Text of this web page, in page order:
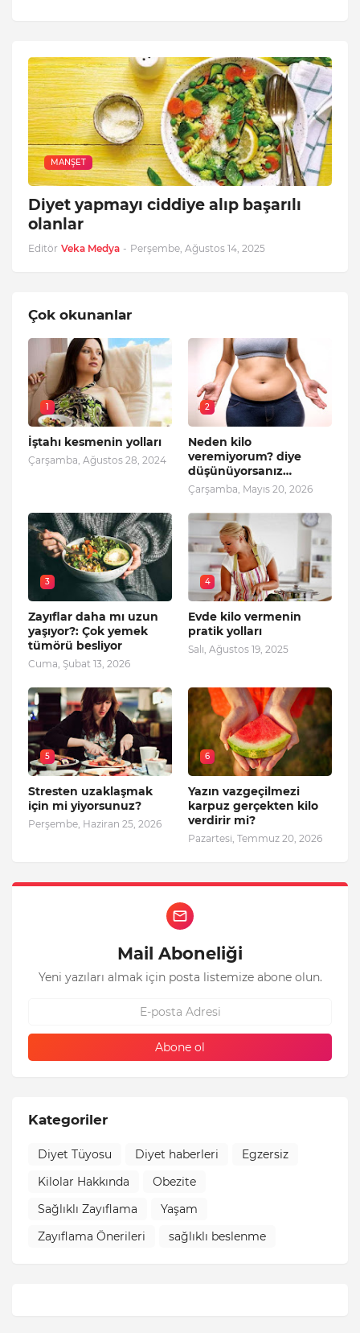
MANŞET
Diyet yapmayı ciddiye alıp başarılı
olanlar
Editör Veka Medya - Perşembe, Ağustos 14, 2025
Çok okunanlar
1
İştahı kesmenin yolları
Çarşamba, Ağustos 28, 2024
2
Neden kilo
veremiyorum? diye
düşünüyorsanız…
Çarşamba, Mayıs 20, 2026
3
Zayıflar daha mı uzun
yaşıyor?: Çok yemek
tümörü besliyor
Cuma, Şubat 13, 2026
4
Evde kilo vermenin
pratik yolları
Salı, Ağustos 19, 2025
5
Stresten uzaklaşmak
için mi yiyorsunuz?
Perşembe, Haziran 25, 2026
6
Yazın vazgeçilmezi
karpuz gerçekten kilo
verdirir mi?
Pazartesi, Temmuz 20, 2026
Mail Aboneliği
Yeni yazıları almak için posta listemize abone olun.
Kategoriler
Diyet Tüyosu Diyet haberleri
Egzersiz
Kilolar Hakkında
Obezite
Sağlıklı Zayıflama
Yaşam
Zayıflama Önerileri
sağlıklı beslenme